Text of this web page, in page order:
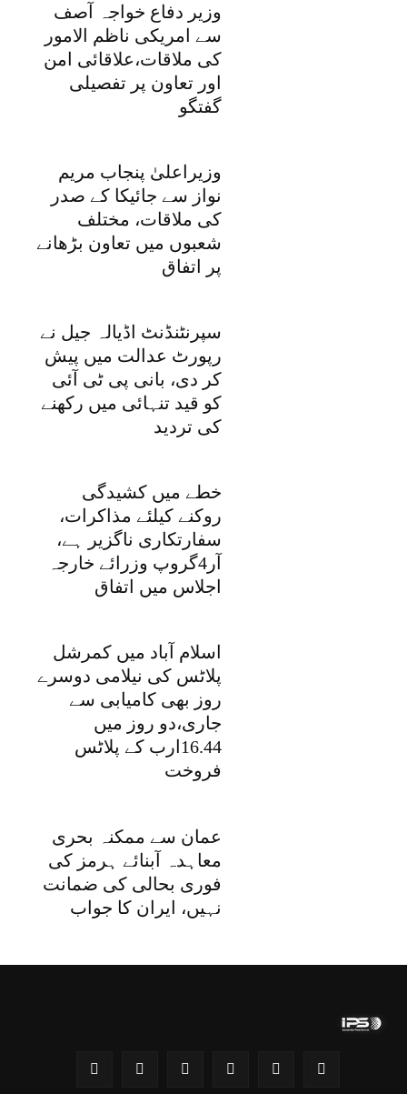
وزیر دفاع خواجہ آصف
سے امریکی ناظم الامور
کی ملاقات،علاقائی امن
اور تعاون پر تفصیلی
گفتگو
وزیراعلیٰ پنجاب مریم
نواز سے جائیکا کے صدر
کی ملاقات، مختلف
شعبوں میں تعاون بڑھانے
پر اتفاق
سپرنٹنڈنٹ اڈیالہ جیل نے
رپورٹ عدالت میں پیش
کر دی، بانی پی ٹی آئی
کو قید تنہائی میں رکھنے
کی تردید
خطے میں کشیدگی
روکنے کیلئے مذاکرات،
سفارتکاری ناگزیر ہے،
آر4گروپ وزرائے خارجہ
اجلاس میں اتفاق
اسلام آباد میں کمرشل
پلاٹس کی نیلامی دوسرے
روز بھی کامیابی سے
جاری،دو روز میں
16.44ارب کے پلاٹس
فروخت
عمان سے ممکنہ بحری
معاہدہ آبنائے ہرمز کی
فوری بحالی کی ضمانت
نہیں، ایران کا جواب